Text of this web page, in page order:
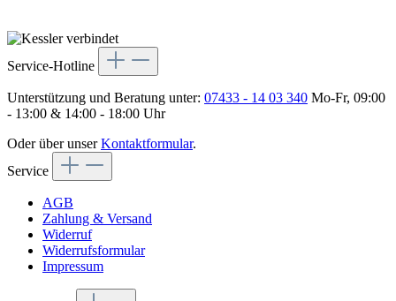
Service-Hotline
Unterstützung und Beratung unter: 07433 - 14 03 340 Mo-Fr, 09:00
- 13:00 & 14:00 - 18:00 Uhr
Oder über unserKontaktformular.
Service
AGB
Zahlung & Versand
Widerruf
Widerrufsformular
Impressum